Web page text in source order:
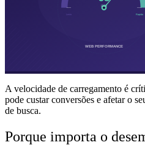
A velocidade de carregamento é
pode custar conversões e afetar o
de busca.
Porque importa o